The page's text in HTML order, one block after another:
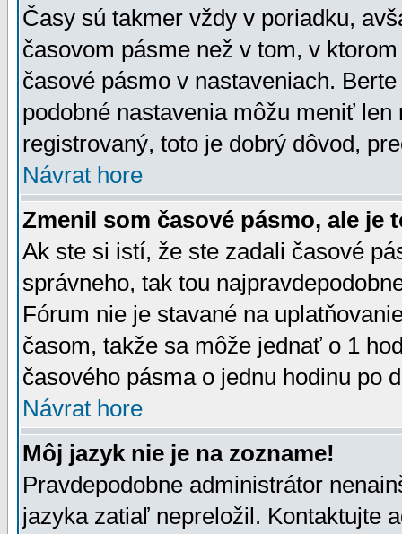
Časy sú takmer vždy v poriadku,
časovom pásme než v tom, v
časové pásmo v nastaveniach.
podobné nastavenia môžu meniť
registrovaný, toto je dobrý dôvod,
Návrat hore
Zmenil som časové pásmo, ale je
Ak ste si istí, že ste zadali časové
správneho, tak tou
Fórum nie je stavané na
časom, takže sa môže jednať o 1
časového pásma o jednu hodinu po
Návrat hore
Môj jazyk nie je na zozname!
Pravdepodobne administrátor
jazyka zatiaľ nepreložil. Kontaktujte